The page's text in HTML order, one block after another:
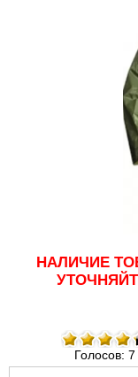
НАЛИЧИЕ
Голосов: 7